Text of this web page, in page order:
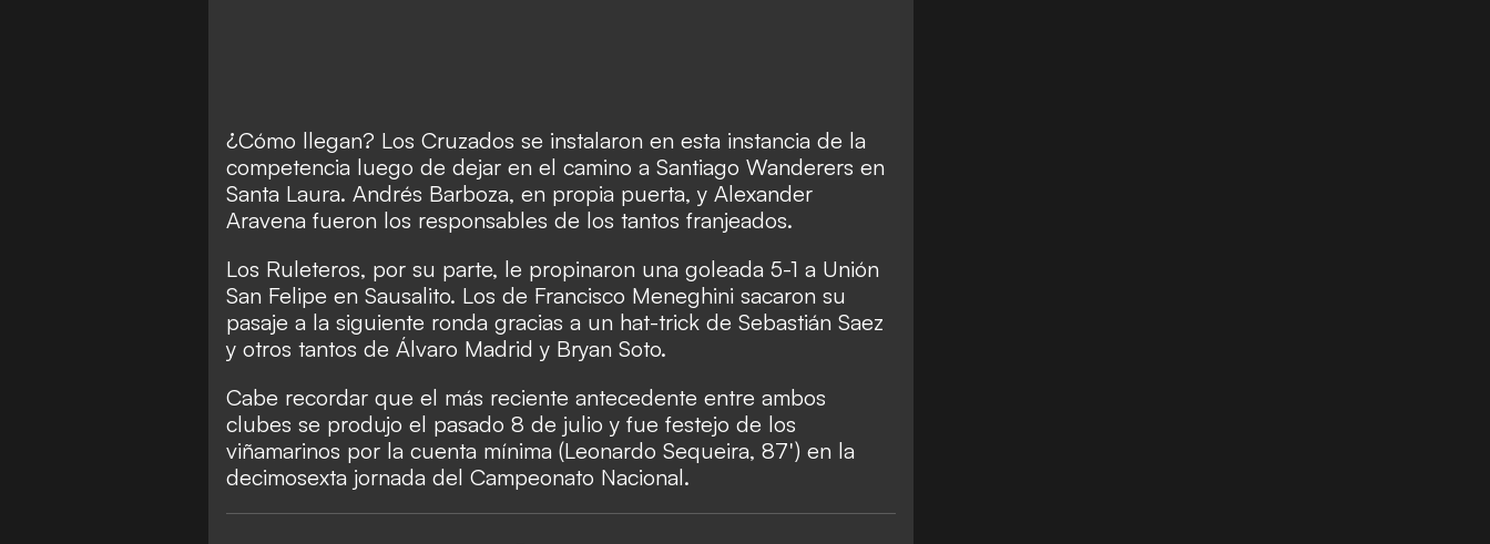
¿Cómo llegan? Los Cruzados se instalaron en esta instancia de la
competencia luego de dejar en el camino a Santiago Wanderers en
Santa Laura. Andrés Barboza, en propia puerta, y Alexander
Aravena fueron los responsables de los tantos franjeados.
Los Ruleteros, por su parte, le propinaron una goleada 5-1 a Unión
San Felipe en Sausalito. Los de Francisco Meneghini sacaron su
pasaje a la siguiente ronda gracias a un hat-trick de Sebastián Saez
y otros tantos de Álvaro Madrid y Bryan Soto.
Cabe recordar que el más reciente antecedente entre ambos
clubes se produjo el pasado 8 de julio y fue festejo de los
viñamarinos por la cuenta mínima (Leonardo Sequeira, 87') en la
decimosexta jornada del Campeonato Nacional.